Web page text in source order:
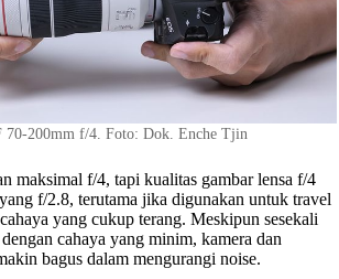
70-200mm f/4. Foto: Dok. Enche Tjin
maksimal f/4, tapi kualitas gambar lensa f/4
f/2.8, terutama jika digunakan untuk travel
yang cukup terang. Meskipun sesekali
cahaya yang minim, kamera dan
bagus dalam mengurangi noise.